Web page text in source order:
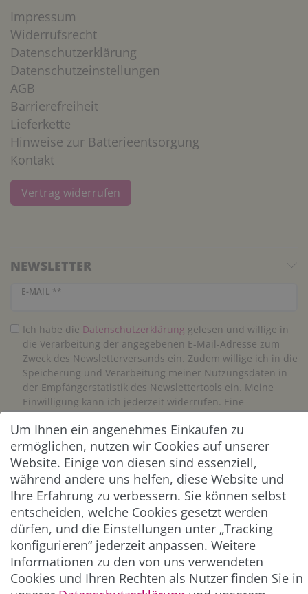
Impressum
Widerrufsrecht
Datenschutzerklärung
Datenschutzeinstellungen
AGB
Barrierefreiheit
Lieferkette
Hinweise zur Batterieentsorgung
Kontakt
Vertrag widerrufen
NEWSLETTER
E-MAIL **
Newsletter Honig
Ich habe die Daten­schutz­erklärung gelesen und willige in
die Verarbeitung der angegebenen E-Mail-Adresse zum
Zweck des Newsletterversands ein. Zudem willige ich in die
Speicherung und Verarbeitung meiner Nutzungsdaten in
der Empfängerstatistik des Newslettertools ein. Meine
Einwilligung kann ich jederzeit widerrufen. Eine
Abonnieren
** Hierbei handelt es sich um ein Pflichtfeld.
ZAHLUNG & VERSAND
Um Ihnen ein angenehmes Einkaufen zu
ermöglichen, nutzen wir Cookies auf unserer
Website. Einige von diesen sind essenziell,
während andere uns helfen, diese Website und
Ihre Erfahrung zu verbessern. Sie können selbst
entscheiden, welche Cookies gesetzt werden
dürfen, und die Einstellungen unter „Tracking
konfigurieren“ jederzeit anpassen. Weitere
Informationen zu den von uns verwendeten
Cookies und Ihren Rechten als Nutzer finden Sie in